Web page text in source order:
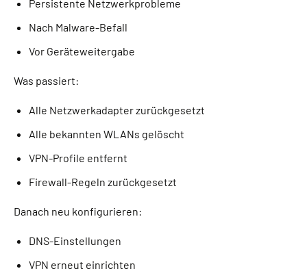
Persistente Netzwerkprobleme
Nach Malware-Befall
Vor Geräteweitergabe
Was passiert:
Alle Netzwerkadapter zurückgesetzt
Alle bekannten WLANs gelöscht
VPN-Profile entfernt
Firewall-Regeln zurückgesetzt
Danach neu konfigurieren:
DNS-Einstellungen
VPN erneut einrichten